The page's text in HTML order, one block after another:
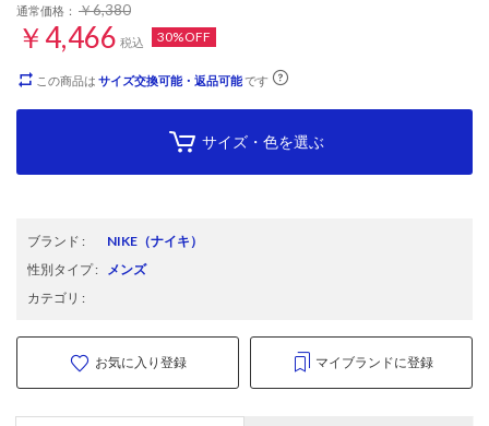
通常価格： ￥6,380
￥4,466 税込 30%OFF
この商品は サイズ交換可能・返品可能です
サイズ・色を選ぶ
ブランド : NIKE （ナイキ）
性別タイプ: メンズ
カテゴリ :
お気に入り登録 マイブランドに登録